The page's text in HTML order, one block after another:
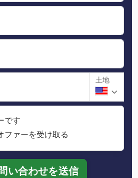
土地
です
ファーを受け取る
い合わせを送信